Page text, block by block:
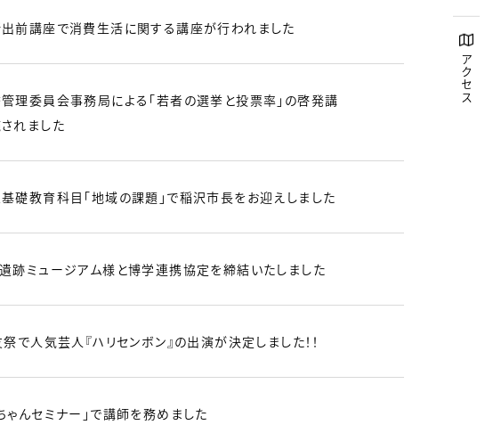
アクセス
前講座で消費生活に関する講座が行われました
理委員会事務局による「若者の選挙と投票率」の啓発講
れました
礎教育科目「地域の課題」で稲沢市長をお迎えしました
跡ミュージアム様と博学連携協定を締結いたしました
で人気芸人『ハリセンボン』の出演が決定しました！！
ゃんセミナー」で講師を務めました